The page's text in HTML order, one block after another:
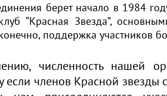
берет начало в 1984
“Красная Звезда”,
поддержка участников
численность нашей
если членов Красной звезды